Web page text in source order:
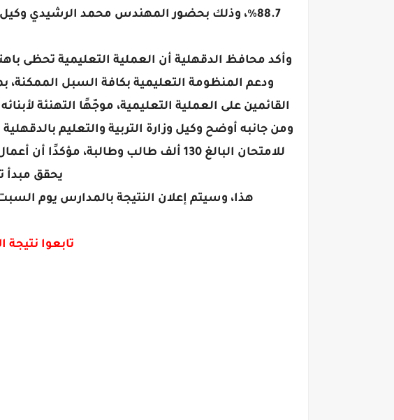
88.7٪، وذلك بحضور المهندس محمد الرشيدي وكيل
وأكد محافظ الدقهلية أن العملية التعليمية تحظى
ودعم المنظومة التعليمية بكافة السبل الممكنة،
القائمين على العملية التعليمية، موجّهًا التهنئة
للامتحان البالغ 130 ألف طالب
يحقق مبدأ
هذا، وسيتم إعلان النتيجة بالمدارس يوم
تابعوا نتيجة